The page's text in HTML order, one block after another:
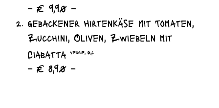
– € 9,90 –
gebackener Hirtenkäse mit Tomaten,
Zucchini, Oliven, Zwiebeln mit
Ciabatta
veggie, G,6
– € 8,90 –